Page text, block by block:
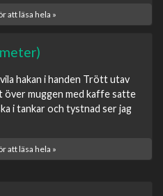
att läsa hela »
hakan i handen Trött utav
över muggen med kaffe satte
i tankar och tystnad ser jag
att läsa hela »